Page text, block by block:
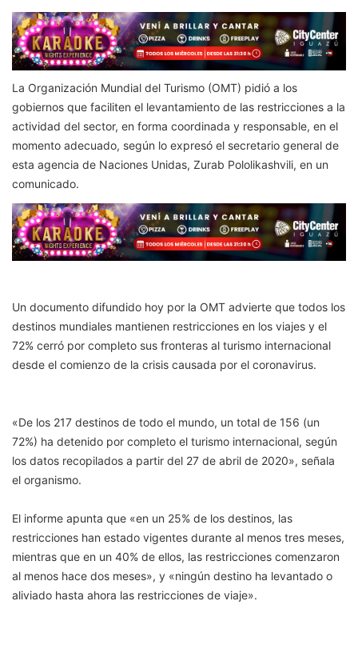
La Organización Mundial del Turismo (OMT) pidió a los
gobiernos que faciliten el levantamiento de las restricciones a la
actividad del sector, en forma coordinada y responsable, en el
momento adecuado, según lo expresó el secretario general de
esta agencia de Naciones Unidas, Zurab Pololikashvili, en un
comunicado.
Un documento difundido hoy por la OMT advierte que todos los
destinos mundiales mantienen restricciones en los viajes y el
72% cerró por completo sus fronteras al turismo internacional
desde el comienzo de la crisis causada por el coronavirus.
«De los 217 destinos de todo el mundo, un total de 156 (un
72%) ha detenido por completo el turismo internacional, según
los datos recopilados a partir del 27 de abril de 2020», señala
el organismo.
El informe apunta que «en un 25% de los destinos, las
restricciones han estado vigentes durante al menos tres meses,
mientras que en un 40% de ellos, las restricciones comenzaron
al menos hace dos meses», y «ningún destino ha levantado o
aliviado hasta ahora las restricciones de viaje».